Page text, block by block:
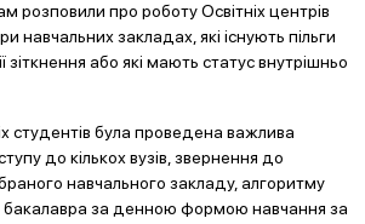
розповили про роботу Освітніх центрів
навчальних закладах, які існують пільги
зіткнення або які мають статус внутрішньо
студентів була проведена важлива
до кількох вузів, звернення до
навчального закладу, алгоритму
бакалавра за денною формою навчання за